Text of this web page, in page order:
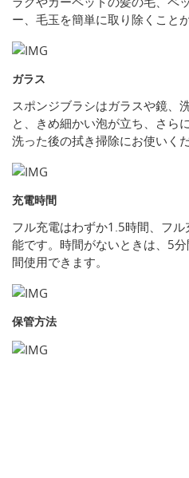
ー、毛玉を簡単に取り除くこと
ガラス
スポンジブラシはガラスや鏡、
と、きめ細かい泡が立ち、さら
洗った後の拭き掃除にお使いくだ
充電時間
フル充電はわずか1.5時間、フ
能です。時間がないときは、5
間使用できます。
保管方法